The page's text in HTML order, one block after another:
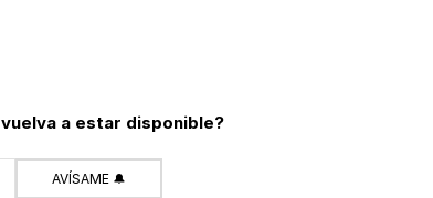
a estar disponible?